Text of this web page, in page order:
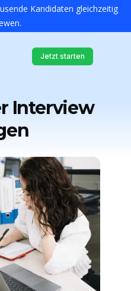
Kandidaten gleichzeitig
Jetzt starten
Interview